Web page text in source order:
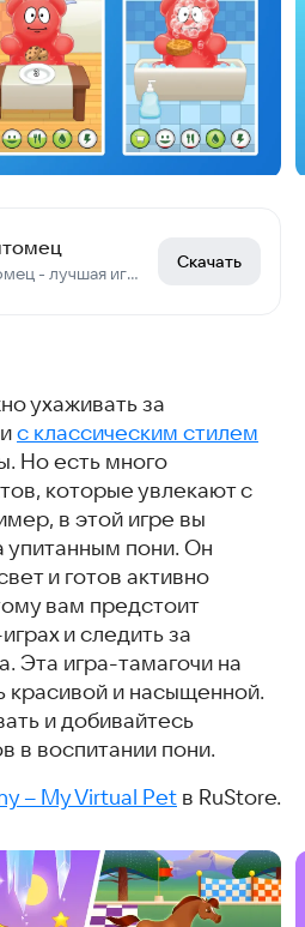
Валера питомец - лучшая игра про медведя Валеру в жанре "виртуальный питомец".
Скачать
ухаживать за
с классическим стилем
Но есть много
которые увлекают с
в этой игре вы
упитанным пони. Он
и готов активно
вам предстоит
и следить за
Эта игра-тамагочи на
красивой и насыщенной.
и добивайтесь
в воспитании пони.
– My Virtual Pet в RuStore.